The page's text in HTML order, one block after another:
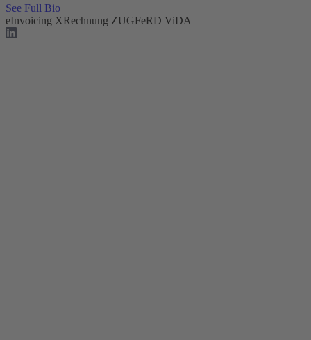
See Full Bio
eInvoicing XRechnung ZUGFeRD ViDA